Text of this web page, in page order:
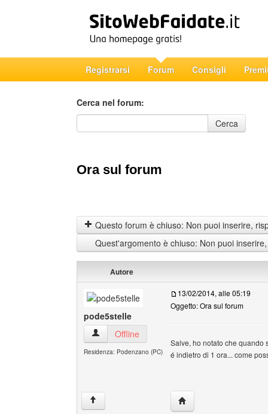
Registrarsi Forum Consigli
Cerca nel forum:
Cerca nel forum
Cerca
Ora sul forum
Questo forum è chiuso: Non puoi inserire,
Quest'argomento è chiuso: Non puoi
Autore
pode5stelle
pode5stelle Profilo
Offline
Residenza: Podenzano (PC)
13/02/2014, alle 05:19
Oggetto: Ora sul forum
Salve, ho notato che quando
é indietro di 1 ora... come
↑ HomePage: pode5stelle